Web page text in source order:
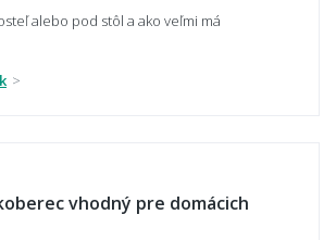
zlú veľkosť koberca?
je príjemný na chodenie
alebo pod stôl a ako veľmi má
vhodný pre domácich